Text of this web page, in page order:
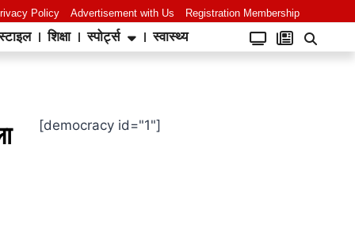
Policy Advertisement with Us Registration Membership
शिक्षा स्पोर्ट्स स्वास्थ्य
[democracy id="1"]